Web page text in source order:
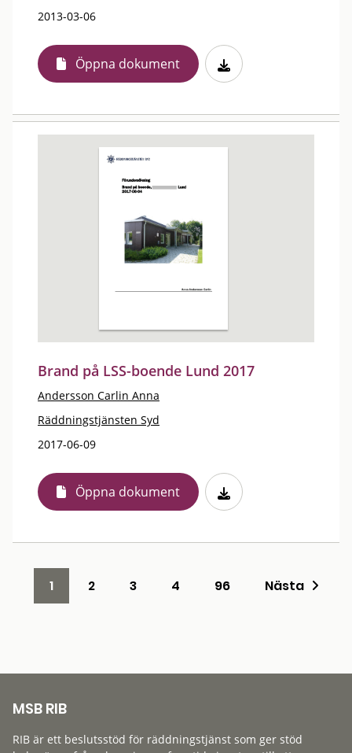
2013-03-06
Öppna dokument
Brand på LSS-boende Lund 2017
Andersson Carlin Anna
Räddningstjänsten Syd
2017-06-09
Öppna dokument
1 2 3 4 96 Nästa
MSB RIB
RIB är ett beslutsstöd för räddningstjänst som ger stöd